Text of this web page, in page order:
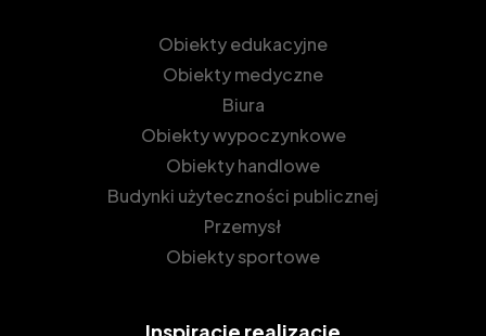
Obiekty edukacyjne
Obiekty medyczne
Biura
Obiekty wypoczynkowe
Obiekty handlowe
Budynki użyteczności publicznej
Przemysł
Obiekty sportowe